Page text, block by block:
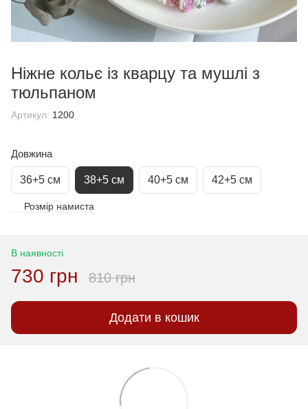
Ніжне кольє із кварцу та мушлі з
тюльпаном
Артикул: 1200
Довжина
36+5 см 38+5 см 40+5 см 42+5 см
Розмір намиста
В наявності
730 грн 810 грн
Додати в кошик